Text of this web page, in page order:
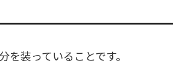
装っていることです。